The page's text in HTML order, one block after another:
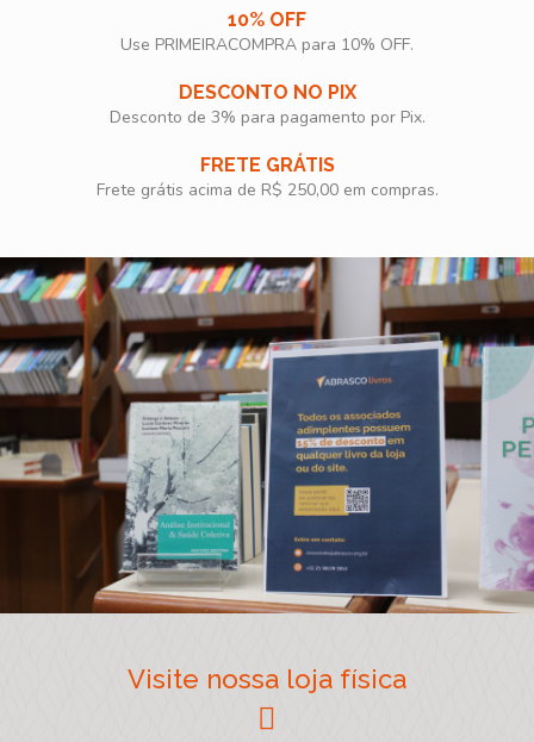
10% OFF
Use PRIMEIRACOMPRA para 10% OFF.​
DESCONTO NO PIX
Desconto de 3% para pagamento por Pix.
FRETE GRÁTIS
Frete grátis acima de R$ 250,00 em compras.
Visite nossa loja física